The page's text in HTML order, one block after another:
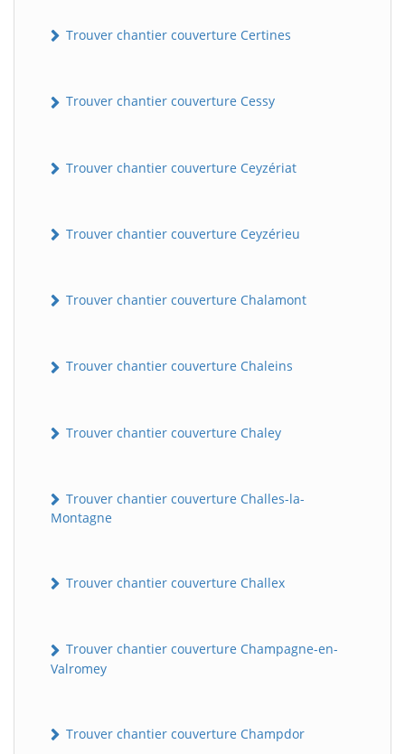
Trouver chantier couverture Certines
Trouver chantier couverture Cessy
Trouver chantier couverture Ceyzériat
Trouver chantier couverture Ceyzérieu
Trouver chantier couverture Chalamont
Trouver chantier couverture Chaleins
Trouver chantier couverture Chaley
Trouver chantier couverture Challes-la-
Montagne
Trouver chantier couverture Challex
Trouver chantier couverture Champagne-en-
Valromey
Trouver chantier couverture Champdor
B Assistant en ligne